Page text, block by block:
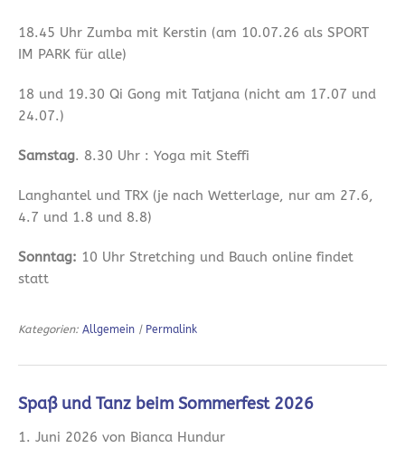
18.45 Uhr Zumba mit Kerstin (am 10.07.26 als SPORT
IM PARK für alle)
18 und 19.30 Qi Gong mit Tatjana (nicht am 17.07 und
24.07.)
Samstag. 8.30 Uhr : Yoga mit Steffi
Langhantel und TRX (je nach Wetterlage, nur am 27.6,
4.7 und 1.8 und 8.8)
Sonntag: 10 Uhr Stretching und Bauch online findet
statt
Kategorien: Allgemein | Permalink
Spaß und Tanz beim Sommerfest 2026
1. Juni 2026 von Bianca Hundur